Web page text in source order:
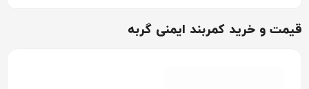
قیمت و خرید کمربند ایمنی گربه